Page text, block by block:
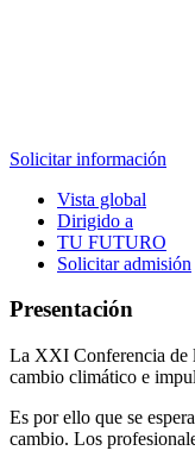
Solicitar información
Vista global
Dirigido a
TU FUTURO
Solicitar admisión
Presentación
La XXI Conferencia de
cambio climático e
Es por ello que se
cambio. Los